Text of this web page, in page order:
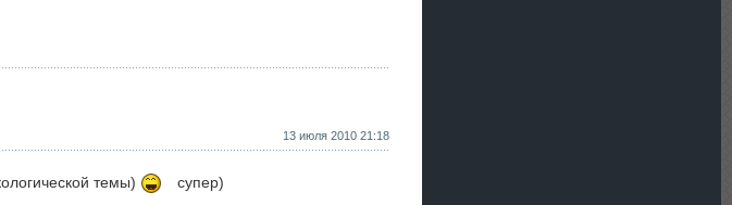
13 июля 2010 21:18
темы) супер)